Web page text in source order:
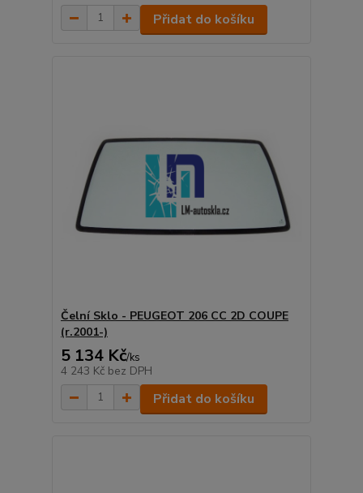
Přidat do košíku
Čelní Sklo - PEUGEOT 206 CC 2D COUPE
(r.2001-)
5 134 Kč/ks
4 243 Kč bez DPH
Přidat do košíku